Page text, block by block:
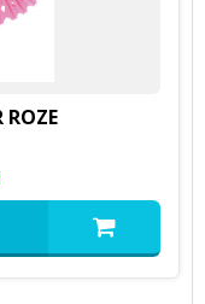
ROZE